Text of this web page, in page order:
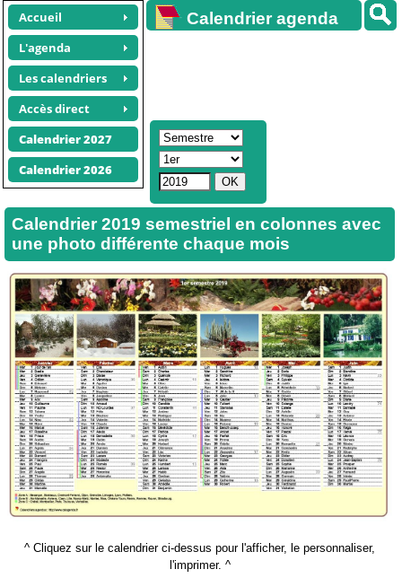
Accueil
L'agenda
Les calendriers
Accès direct
Calendrier 2027
Calendrier 2026
Calendrier agenda
Calendrier 2019 semestriel en colonnes avec
une photo différente chaque mois
^ Cliquez sur le calendrier ci-dessus pour l'afficher, le personnaliser,
l'imprimer. ^